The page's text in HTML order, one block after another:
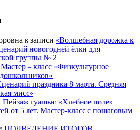
к записи «Волшебная дорожка к
новогодней ёлки для
группы № 2
Мастер – класс «Физкультурное
праздника 8 марта. Средняя
мисс»
Пейзаж гуашью «Хлебное поле»
от 5 лет. Мастер-класс с пошаговым
ПОДВЕДЕНИЕ ИТОГОВ